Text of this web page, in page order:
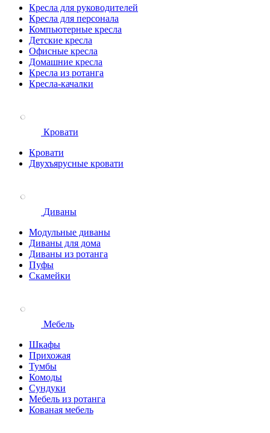
Кресла для руководителей
Кресла для персонала
Компьютерные кресла
Детские кресла
Офисные кресла
Домашние кресла
Кресла из ротанга
Кресла-качалки
Кровати
Кровати
Двухъярусные кровати
Диваны
Модульные диваны
Диваны для дома
Диваны из ротанга
Пуфы
Скамейки
Мебель
Шкафы
Прихожая
Тумбы
Комоды
Сундуки
Мебель из ротанга
Кованая мебель